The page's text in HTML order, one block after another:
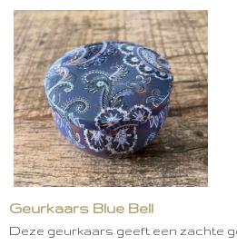
Geurkaars Blue Bell
Deze geurkaars geeft een zachte